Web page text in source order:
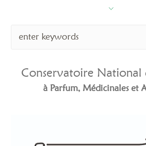
Conservatoire National
à Parfum, Médicinales et